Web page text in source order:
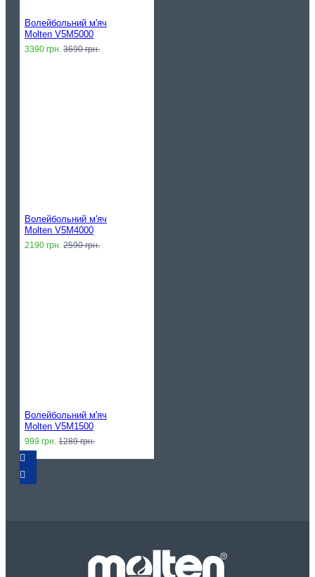
Волейбольний м'яч
Molten V5M5000
3390 грн. 3690 грн.
Волейбольний м'яч
Molten V5M4000
2190 грн. 2590 грн.
Волейбольний м'яч
Molten V5M1500
999 грн. 1289 грн.